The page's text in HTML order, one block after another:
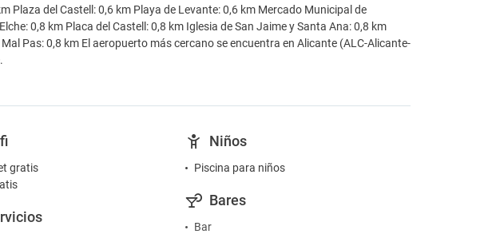
Plaza del Castell: 0,6 km Playa de Levante: 0,6 km Mercado Municipal de
0,8 km Placa del Castell: 0,8 km Iglesia de San Jaime y Santa Ana: 0,8 km
Pas: 0,8 km El aeropuerto más cercano se encuentra en Alicante (ALC-Alicante-
gratis
Niños
Piscina para niños
Bares
Bar